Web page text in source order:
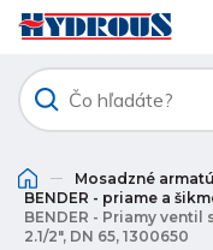
Mosadzné
BENDER - priame a
BENDER - Priamy
2.1/2", DN 65, 1300650